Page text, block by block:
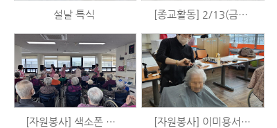
설날 특식 [종교활동] 2/13(금) 표선성당 미사
[자원봉사] 색소폰 공연 (2/12) [자원봉사] 이미용서비스 (2/8)